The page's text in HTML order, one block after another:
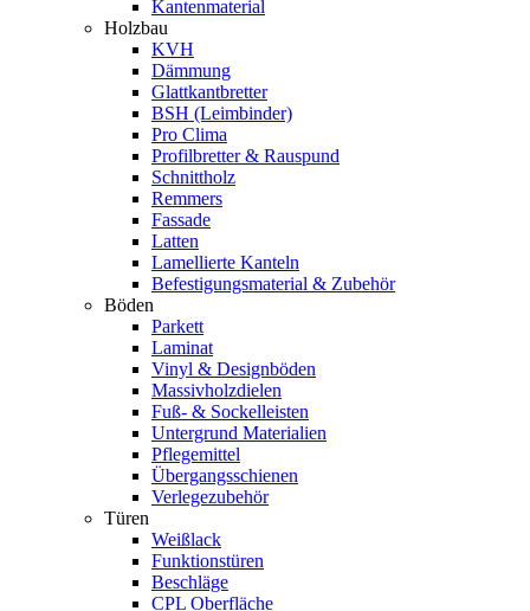
Kantenmaterial
Holzbau
KVH
Dämmung
Glattkantbretter
BSH (Leimbinder)
Pro Clima
Profilbretter & Rauspund
Schnittholz
Remmers
Fassade
Latten
Lamellierte Kanteln
Befestigungsmaterial & Zubehör
Böden
Parkett
Laminat
Vinyl & Designböden
Massivholzdielen
Fuß- & Sockelleisten
Untergrund Materialien
Pflegemittel
Übergangsschienen
Verlegezubehör
Türen
Weißlack
Funktionstüren
Beschläge
CPL Oberfläche